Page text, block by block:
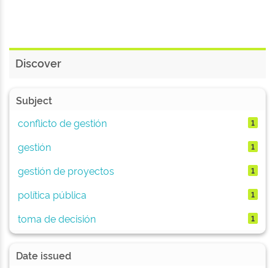
Discover
Subject
conflicto de gestión
1
gestión 1
gestión de proyectos 1
política pública 1
toma de decisión 1
Date issued